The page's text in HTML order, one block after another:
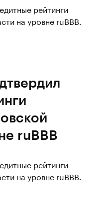
рейтинги
на уровне ruBBB.
ruBBB
рейтинги
на уровне ruBBB.